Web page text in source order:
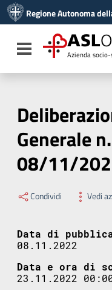
Vai al menu di
Vai al footer
Regione Autonoma
Toggle navigation
ASL
Azienda
Generale
08/11/
Condividi Vedi
Data di
08.11.2022
Data e ora di
23.11.2022